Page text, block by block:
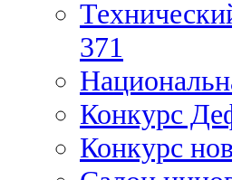
371
Конкурс
Конкурс